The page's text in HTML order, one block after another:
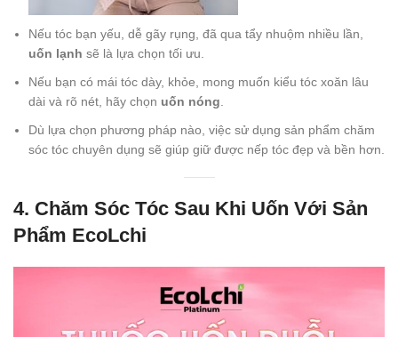
Nếu tóc bạn yếu, dễ gãy rụng, đã qua tẩy nhuộm nhiều lần,
uốn lạnh sẽ là lựa chọn tối ưu.
Nếu bạn có mái tóc dày, khỏe, mong muốn kiểu tóc xoăn lâu
dài và rõ nét, hãy chọn uốn nóng.
Dù lựa chọn phương pháp nào, việc sử dụng sản phẩm chăm
sóc tóc chuyên dụng sẽ giúp giữ được nếp tóc đẹp và bền hơn.
4. Chăm Sóc Tóc Sau Khi Uốn Với Sản
Phẩm EcoLchi